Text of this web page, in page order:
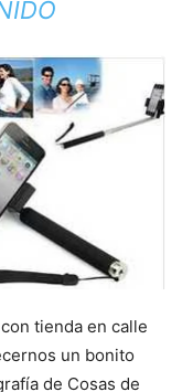
tienda en calle
un bonito
de Cosas de